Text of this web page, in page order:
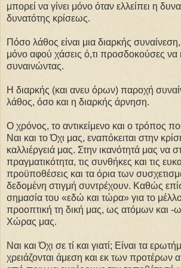
μπορεί να γίνει μόνο όταν ελλείπει η
δυνατότης κρίσεως.
Πόσο λάθος είναι μια διαρκής συναίνεση,
μόνο αφού χάσεις ό,τι προσδοκούσες να
συναινώντας.
H διαρκής (και ανευ όρων) παροχή
λάθος, όσο και η διαρκής άρνηση.
Ο χρόνος, το αντικείμενο και ο τρόπος
Ναι και το Όχι μας, εναπόκειται στην
καλλιέργειά μας. Στην ικανότητά μας να
πραγματικότητα, τις συνθήκες και τις
προϋποθέσεις και τα όρια των
δεδομένη στιγμή συντρέχουν. Καθώς
σημασία του «εδώ και τώρα» για το
προοπτική τη δική μας, ως ατόμων και -
Χώρας μας.
Ναι και Όχι σε τί και γιατί; Είναι τα
χρειάζονται άμεση και εκ των προτέρων